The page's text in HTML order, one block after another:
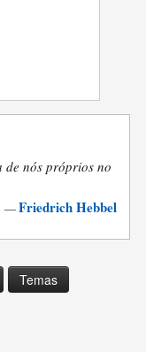
de nós próprios no
—Friedrich Hebbel
Temas